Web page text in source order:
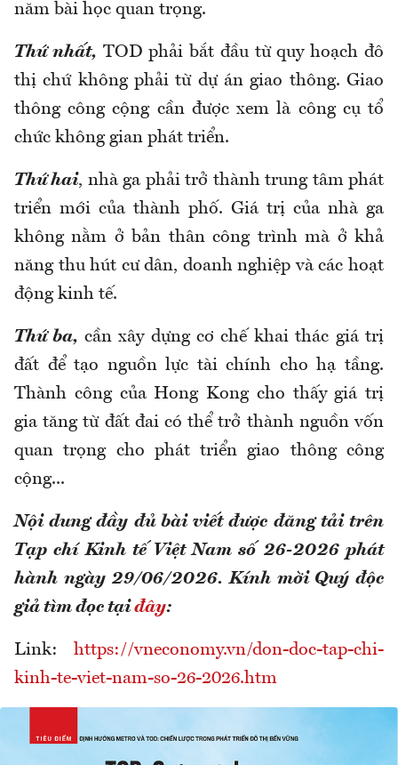
năm bài học quan trọng.
Thứ nhất, TOD phải bắt đầu từ quy hoạch đô
thị chứ không phải từ dự án giao thông. Giao
thông công cộng cần được xem là công cụ tổ
chức không gian phát triển.
Thứ hai, nhà ga phải trở thành trung tâm phát
triển mới của thành phố. Giá trị của nhà ga
không nằm ở bản thân công trình mà ở khả
năng thu hút cư dân, doanh nghiệp và các hoạt
động kinh tế.
Thứ ba, cần xây dựng cơ chế khai thác giá trị
đất để tạo nguồn lực tài chính cho hạ tầng.
Thành công của Hong Kong cho thấy giá trị
gia tăng từ đất đai có thể trở thành nguồn vốn
quan trọng cho phát triển giao thông công
cộng...
Nội dung đầy đủ bài viết được đăng tải trên
Tạp chí Kinh tế Việt Nam số 26-2026 phát
hành ngày 29/06/2026. Kính mời Quý độc
giả tìm đọc tại đây:
Link: https://vneconomy.vn/don-doc-tap-chi-
kinh-te-viet-nam-so-26-2026.htm